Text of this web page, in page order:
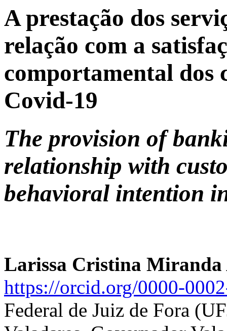
A prestação dos
relação com a
comportamental dos
Covid-19
The provision of
relationship with
behavioral intention
Larissa Cristina Miranda
https://orcid.org/0000-
Federal de Juiz de Fora